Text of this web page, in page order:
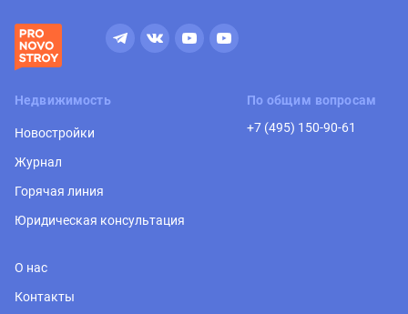
Недвижимость
Новостройки
Журнал
Горячая линия
Юридическая консультация
По общим вопросам
+7 (495) 150-90-61
О нас
Контакты